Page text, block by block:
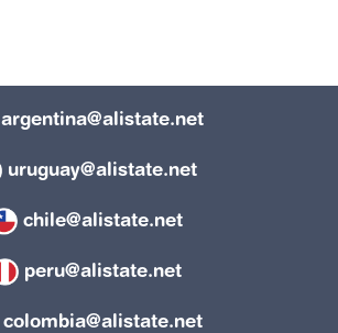
argentina@alistate.net
uruguay@alistate.net
chile@alistate.net
peru@alistate.net
colombia@alistate.net